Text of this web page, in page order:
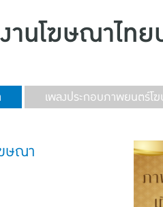
านโฆษณาไท
เพลงประกอบภาพยนตร์โ
ษณา